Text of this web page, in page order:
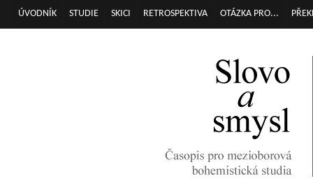
Hlavní menu
ÚVODNÍK STUDIE SKICI RETROSPEKTIVA OTÁZKA PRO...